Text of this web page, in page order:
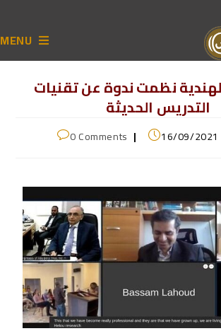
MENU
نظمت ندوة عن تقنيات
التدريس الحديثة
16/09/2021
0 Comments